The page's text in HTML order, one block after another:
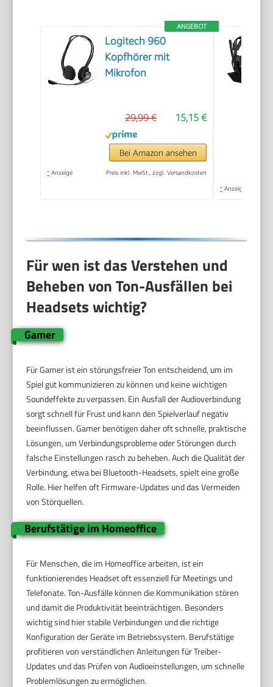
ANGEBOT
Logitech 960
Kopfhörer mit
Mikrofon
15,15 €
29,99 €
Bei Amazon ansehen
* Anzeige Preis inkl. MwSt., zzgl. Versandkosten
* Anzeige
Für wen ist das Verstehen und
Beheben von Ton-Ausfällen bei
Headsets wichtig?
Gamer
Für Gamer ist ein störungsfreier Ton entscheidend, um im
Spiel gut kommunizieren zu können und keine wichtigen
Soundeffekte zu verpassen. Ein Ausfall der Audioverbindung
sorgt schnell für Frust und kann den Spielverlauf negativ
beeinflussen. Gamer benötigen daher oft schnelle, praktische
Lösungen, um Verbindungsprobleme oder Störungen durch
falsche Einstellungen rasch zu beheben. Auch die Qualität der
Verbindung, etwa bei Bluetooth-Headsets, spielt eine große
Rolle. Hier helfen oft Firmware-Updates und das Vermeiden
von Störquellen.
Berufstätige im Homeoffice
Für Menschen, die im Homeoffice arbeiten, ist ein
funktionierendes Headset oft essenziell für Meetings und
Telefonate. Ton-Ausfälle können die Kommunikation stören
und damit die Produktivität beeinträchtigen. Besonders
wichtig sind hier stabile Verbindungen und die richtige
Konfiguration der Geräte im Betriebssystem. Berufstätige
profitieren von verständlichen Anleitungen für Treiber-
Updates und das Prüfen von Audioeinstellungen, um schnelle
Problemlösungen zu ermöglichen.